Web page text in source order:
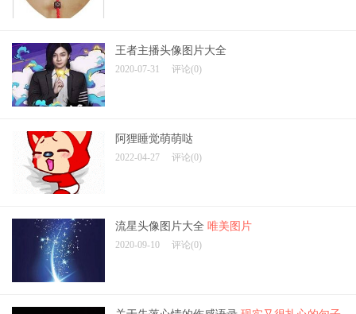
王者主播头像图片大全
2020-07-31 评论(0)
阿狸睡觉萌萌哒
2022-04-27 评论(0)
流星头像图片大全 唯美图片
2020-09-10 评论(0)